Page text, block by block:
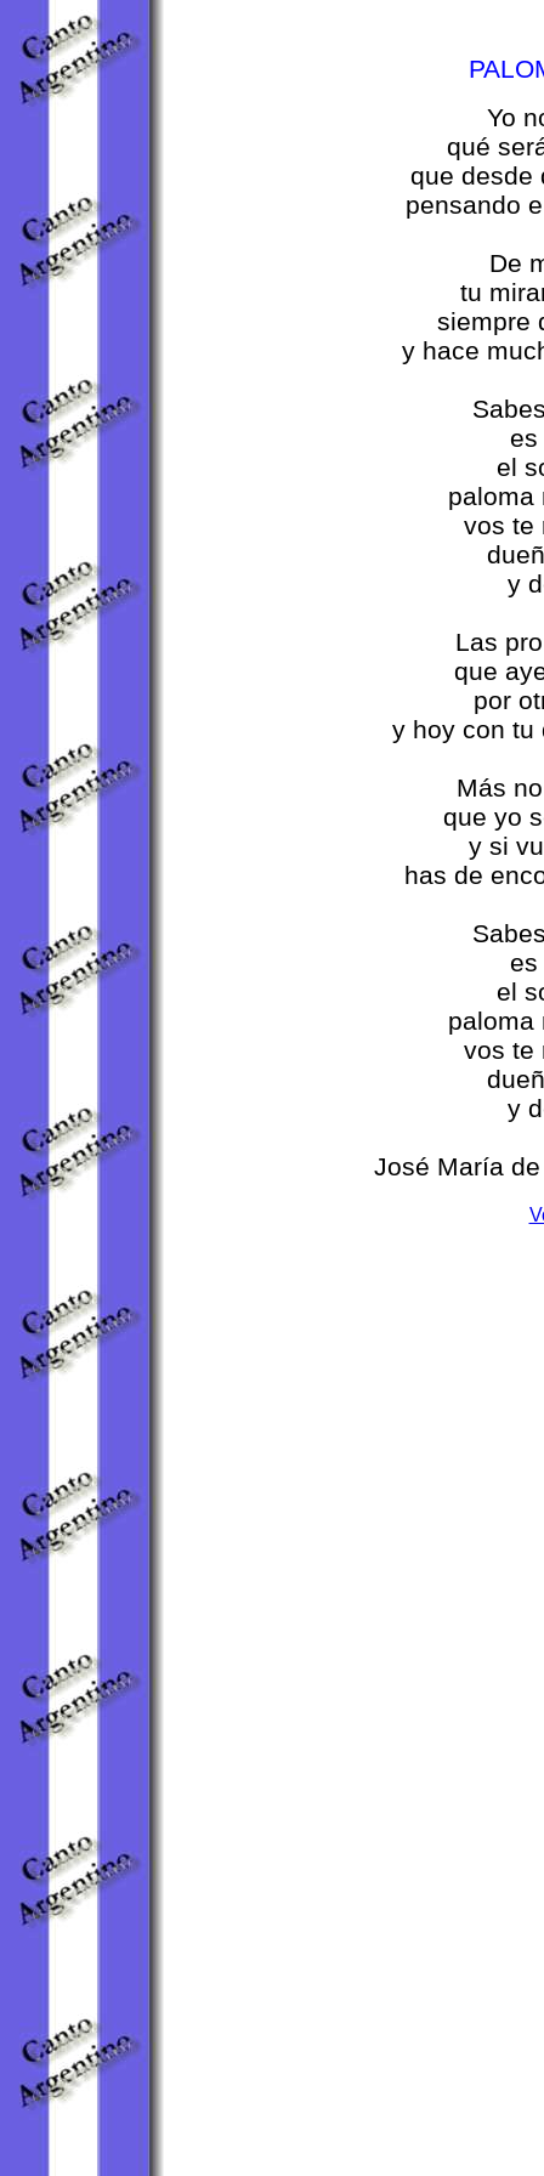
Yo
qué
que desde
pensando
De
tu
siempre
y hace
es
el
paloma
vos te
y
Las
que
por
y hoy con tu
Más
que yo
y si
has de
es
el
paloma
vos te
y
José María